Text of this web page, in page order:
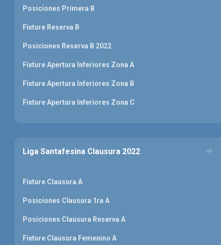
Posiciones Primera B
Fixture Reserva B
Posiciones Reserva B 2022
Fixture Apertura Inferiores Zona A
Fixture Apertura Inferiores Zona B
Fixture Apertura Inferiores Zona C
Liga Santafesina Clausura 2022
Fixture Clausura A
Posiciones Clausura 1ra A
Posiciones Clausura Reserva A
Fixture Clausura Femenino A